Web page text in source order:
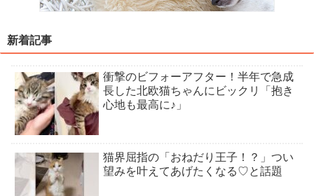
新着記事
衝撃のビフォーアフター！半年で急成
長した北欧猫ちゃんにビックリ「抱き
心地も最高に♪」
猫界屈指の「おねだり王子！？」つい
望みを叶えてあげたくなる♡と話題